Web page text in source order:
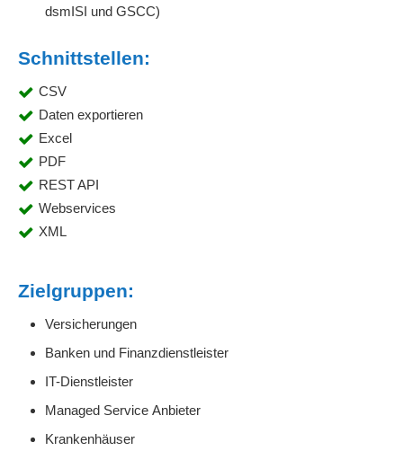
dsmISI und GSCC)
Schnittstellen:
CSV
Daten exportieren
Excel
PDF
REST API
Webservices
XML
Zielgruppen:
Versicherungen
Banken und Finanzdienstleister
IT-Dienstleister
Managed Service Anbieter
Krankenhäuser